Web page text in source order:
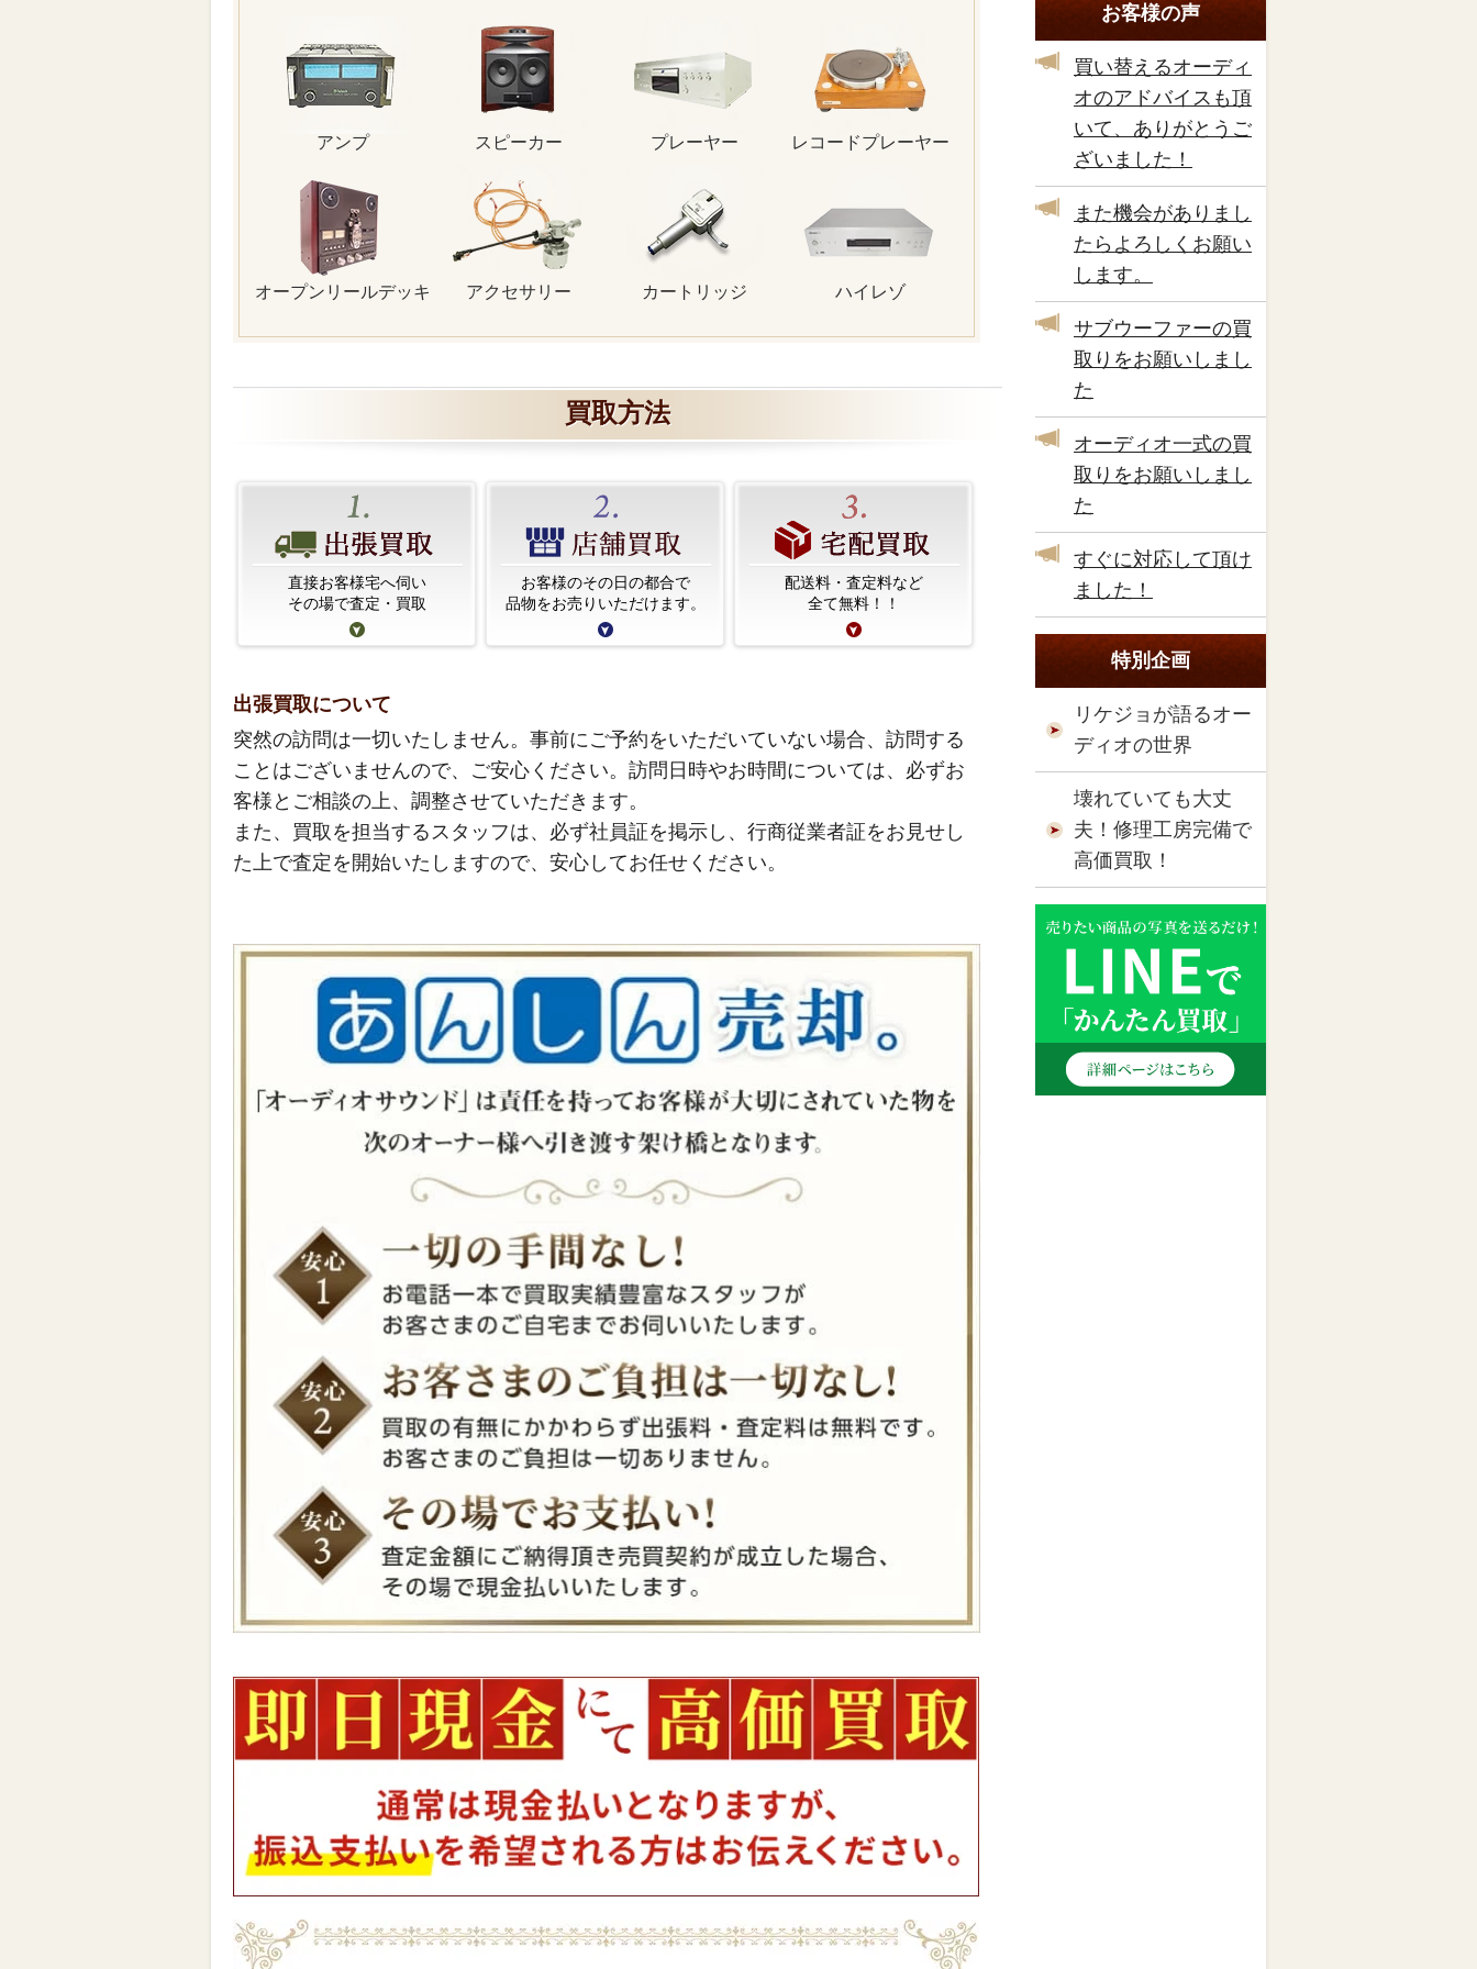
アンプ スピーカー プレーヤー レコードプレーヤー
オープンリールデッキ アクセサリー カートリッジ ハイレゾ
買取方法
直接お客様宅へ伺い
その場で査定・買取
お客様のその日の都合で
品物をお売りいただけます。
配送料・査定料など
全て無料！！
出張買取について
突然の訪問は一切いたしません。事前にご予約をいただいていない場合、訪問する
ことはございませんので、ご安心ください。訪問日時やお時間については、必ずお
客様とご相談の上、調整させていただきます。
また、買取を担当するスタッフは、必ず社員証を掲示し、行商従業者証をお見せし
た上で査定を開始いたしますので、安心してお任せください。
お客様の声
買い替えるオーディ
オのアドバイスも頂
いて、ありがとうご
ざいました！
また機会がありまし
たらよろしくお願い
します。
サブウーファーの買
取りをお願いしまし
た
オーディオ一式の買
取りをお願いしまし
た
すぐに対応して頂け
ました！
特別企画
リケジョが語るオー
ディオの世界
壊れていても大丈
夫！修理工房完備で
高価買取！